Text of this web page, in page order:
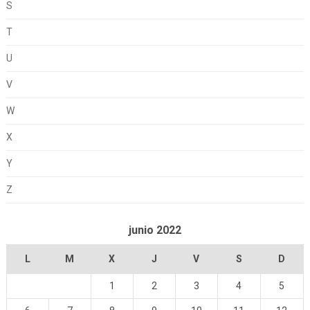
S
T
U
V
W
X
Y
Z
junio 2022
L M X J V S D
1 2 3 4 5